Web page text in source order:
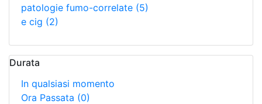
patologie fumo-correlate (5)
e cig (2)
Durata
In qualsiasi momento
Ora Passata (0)